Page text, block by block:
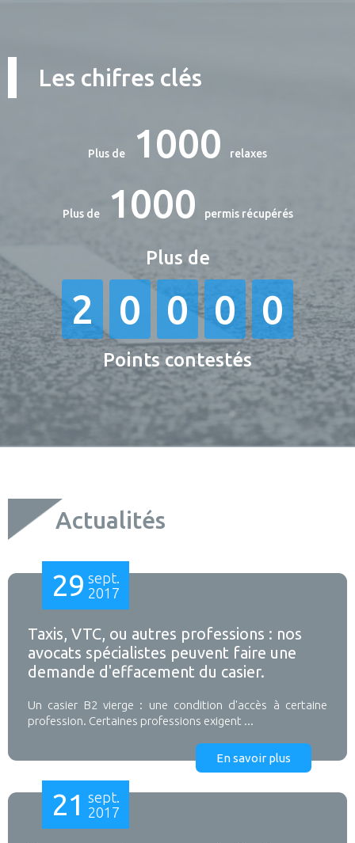
Les chifres clés
Plus de 1000 relaxes
Plus de 1000 permis récupérés
Plus de
2 0 0 0 0
Points contestés
Actualités
29 sept.
2017
Taxis, VTC, ou autres professions : nos
avocats spécialistes peuvent faire une
demande d'effacement du casier.
Un casier B2 vierge : une condition d'accès à certaine
profession. Certaines professions exigent ...
En savoir plus
21 sept.
2017